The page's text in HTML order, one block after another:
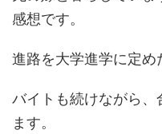
感想です。
進路を大学進学に定め
バイトも続けながら
ます。